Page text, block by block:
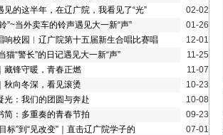
见的这半年，在辽广院，我看见了“光”
02-02
”~当外卖车的铃声遇见大一新“声”
01-26
响校园︱辽广院第十五届新生合唱比赛唱
12-01
猫“警长”的日记遇见大一新“声”
11-25
藏锋守暖，青春正燃
11-07
秋向冬深，看见滚烫
10-23
光：我们的团圆与奔赴
10-08
简：多重奏的青春节拍
09-23
标”到“见改变”｜直击辽广院学子的
07-01